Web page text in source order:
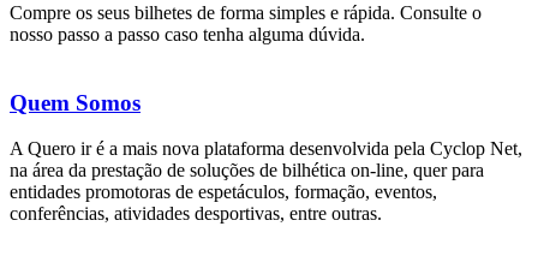
Compre os seus bilhetes de forma simples e rápida. Consulte o
nosso passo a passo caso tenha alguma dúvida.
Quem Somos
A Quero ir é a mais nova plataforma desenvolvida pela Cyclop Net,
na área da prestação de soluções de bilhética on-line, quer para
entidades promotoras de espetáculos, formação, eventos,
conferências, atividades desportivas, entre outras.